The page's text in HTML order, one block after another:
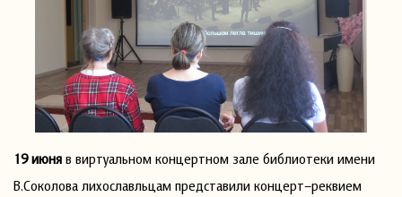
19 июня в виртуальном концертном зале библиотеки имени
В.Соколова лихославльцам представили концерт–реквием